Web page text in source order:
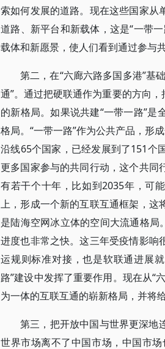
索如何发展的道路。现在这些国家从
道路、新平台和新载体，这是“一带
载体和新愿景，使人们看到通过参与
第二，在“六廊六路多国多港”基
通”。通过把硬联通作为重要的方向
的新格局。如果说共建“一带一路”
格局。“一带一路”作为公共产品，形
沿线65个国家，已经发展到了151个
更多国家参与的共同行动，这个共同
有若干个十年，比如到2035年，可
上，形成一个新的互联互通框架，这
是陆海空网冰立体的空间大流通格局
进度也非常之快。这三年受疫情影响
运规则标准对接，也是软联通进展
路”建设中发挥了重要作用。现在从“
为一体的互联互通的崭新格局，并将
第三，把开放中国与世界更深地
世界市场离不了中国市场，中国市